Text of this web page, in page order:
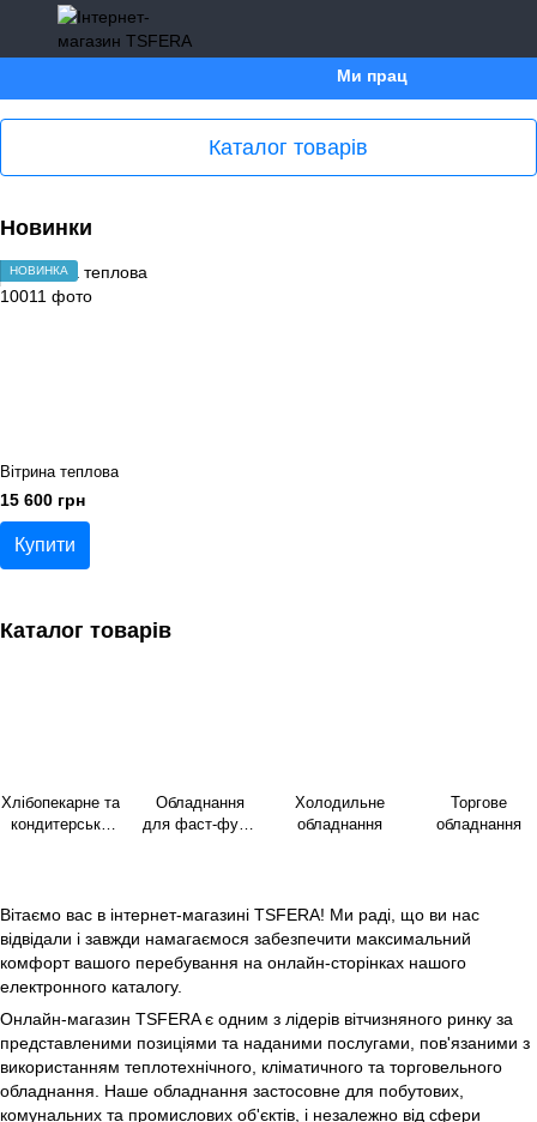
Ми працюємо. Все буде
Каталог товарів
Новинки
НОВИНКА
Вітрина теплова
15 600 грн
Купити
Каталог товарів
Хлібопекарне та
кондитерське
Обладнання
для фаст-фуду
Холодильне
обладнання
Торгове
обладнання
Вітаємо вас в інтернет-магазині TSFERA! Ми раді, що ви нас
відвідали і завжди намагаємося забезпечити максимальний
комфорт вашого перебування на онлайн-сторінках нашого
електронного каталогу.
Онлайн-магазин TSFERA є одним з лідерів вітчизняного ринку за
представленими позиціями та наданими послугами, пов'язаними з
використанням теплотехнічного, кліматичного та торговельного
обладнання. Наше обладнання застосовне для побутових,
комунальних та промислових об'єктів, і незалежно від сфери